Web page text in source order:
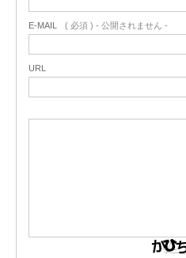
E-MAIL ( 必須 ) - 公開されません -
URL